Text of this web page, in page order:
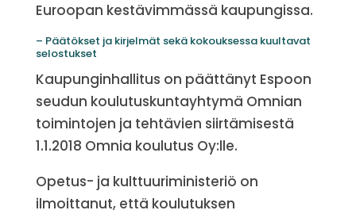
Euroopan kestävimmässä kaupungissa.
– Päätökset ja kirjelmät sekä kokouksessa kuultavat
selostukset
Kaupunginhallitus on päättänyt Espoon
seudun koulutuskuntayhtymä Omnian
toimintojen ja tehtävien siirtämisestä
1.1.2018 Omnia koulutus Oy:lle.
Opetus- ja kulttuuriministeriö on
ilmoittanut, että koulutuksen